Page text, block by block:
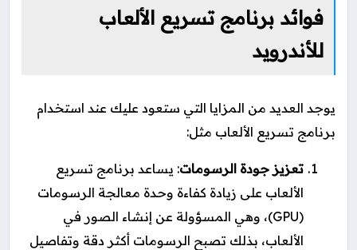
فوائد برنامج تسريع الألعاب
للأندرويد
يوجد العديد من المزايا التي ستعود عليك عند استخدام
برنامج تسريع الألعاب مثل:
تعزيز جودة الرسومات: يساعد برنامج تسريع
الألعاب على زيادة كفاءة وحدة معالجة الرسومات
(GPU)، وهي المسؤولة عن إنشاء الصور في
الألعاب، بذلك تصبح الرسومات أكثر دقة وتفاصيل